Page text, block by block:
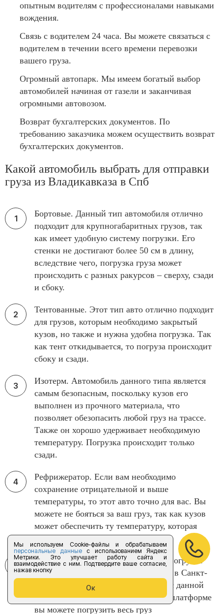
Мы используем Cookie-файлы и обрабатываем
персональные данныес использованием Яндекс
Метрики. Это улучшает работу сайта и
взаимодействие с ним. Подтвердите ваше согласие,
нажав кнопку
Ок
опытным водителям с профессионалами навыками
вождения.
Связь с водителем 24 часа. Вы можете связаться с
водителем в течении всего времени перевозки
вашего груза.
Огромный автопарк. Мы имеем богатый выбор
автомобилей начиная от газели и заканчивая
огромными автовозом.
Возврат бухгалтерских документов. По
требованию заказчика можем осуществить возврат
бухгалтерских документов.
Какой автомобиль выбрать для отправки
груза из Владикавказа в Спб
Бортовые. Данный тип автомобиля отлично
подходит для крупногабаритных грузов, так
как имеет удобную систему погрузки. Его
стенки не достигают более 50 см в длину,
вследствие чего, погрузка груза может
происходить с разных ракурсов – сверху, сзади
и сбоку.
Тентованные. Этот тип авто отлично подходит
для грузов, которым необходимо закрытый
кузов, но также и нужна удобна погрузка. Так
как тент откидывается, то погруза происходит
сбоку и сзади.
Изотерм. Автомобиль данного типа является
самым безопасным, поскольку кузов его
выполнен из прочного материала, что
позволяет обезопасить любой груз на трассе.
Также он хорошо удерживает необходимую
температуру. Погрузка происходит только
сзади.
Рефрижератор. Если вам необходимо
сохранение отрицательной и выше
температуры, то этот авто точно для вас. Вы
можете не бояться за ваш груз, так как кузов
может обеспечить ту температуру, которая
необходима для перевозки.
Гидроборт. Если вам нужна легкая погрузка
при автоперевозки из Владикавказа в Санкт-
Петербург, то гидроборт справится с данной
задачей. Благодаря автоматической платформе
вы можете погрузить весь груз